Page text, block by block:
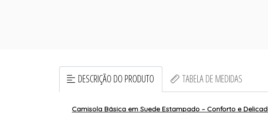
DESCRIÇÃO DO PRODUTO TABELA DE MEDIDAS
Camisola Básica em Suede Estampado – Conforto e